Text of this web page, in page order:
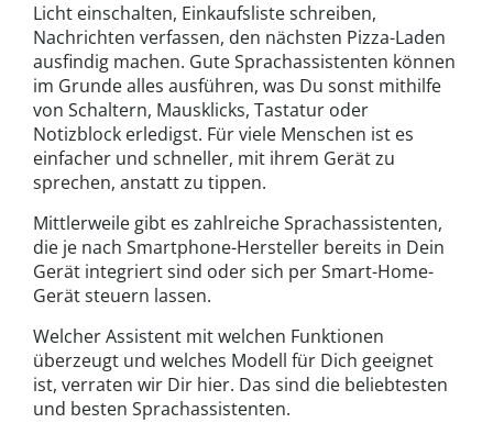
Licht einschalten, Einkaufsliste schreiben,
Nachrichten verfassen, den nächsten Pizza-Laden
ausfindig machen. Gute Sprachassistenten können
im Grunde alles ausführen, was Du sonst mithilfe
von Schaltern, Mausklicks, Tastatur oder
Notizblock erledigst. Für viele Menschen ist es
einfacher und schneller, mit ihrem Gerät zu
sprechen, anstatt zu tippen.
Mittlerweile gibt es zahlreiche Sprachassistenten,
die je nach Smartphone-Hersteller bereits in Dein
Gerät integriert sind oder sich per Smart-Home-
Gerät steuern lassen.
Welcher Assistent mit welchen Funktionen
überzeugt und welches Modell für Dich geeignet
ist, verraten wir Dir hier. Das sind die beliebtesten
und besten Sprachassistenten.